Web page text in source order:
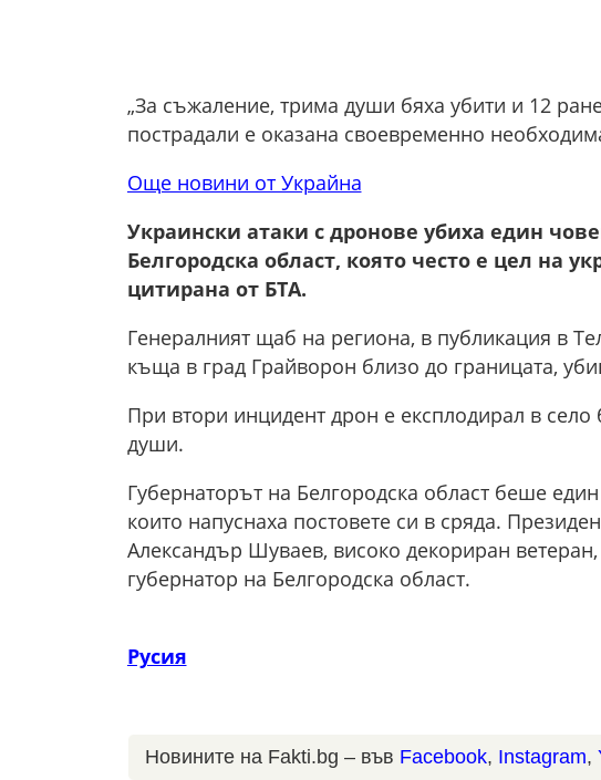
„За съжаление, трима души бяха убити и 12
пострадали е оказана своевременно
Още новини от Украйна
Украински атаки с дронове убиха един
Белгородска област, която често е цел на
цитирана от БТА.
Генералният щаб на региона, в публикация в
къща в град Грайворон близо до границата,
При втори инцидент дрон е експлодирал в
души.
Губернаторът на Белгородска област беше
които напуснаха постовете си в сряда.
Александър Шуваев, високо декориран
губернатор на Белгородска област.
Русия
Новините на Fakti.bg – във Facebook, Instagram,